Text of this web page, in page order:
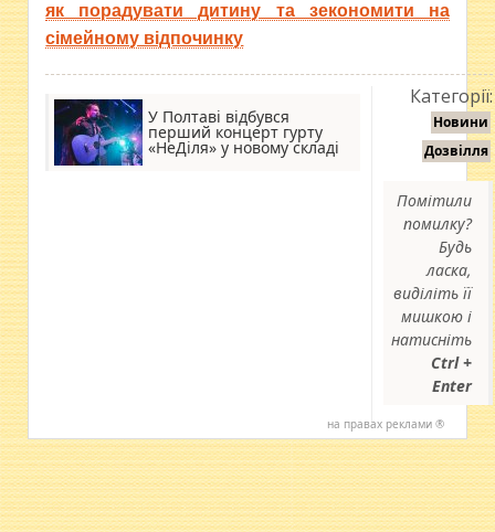
як порадувати дитину та зекономити на
сімейному відпочинку
У Полтаві відбувся
перший концерт гурту
«НеДіля» у новому складі
Категорії:
Новини
Дозвілля
Помітили
помилку?
Будь
ласка,
виділіть її
мишкою і
натисніть
Ctrl +
Enter
на правах реклами ®